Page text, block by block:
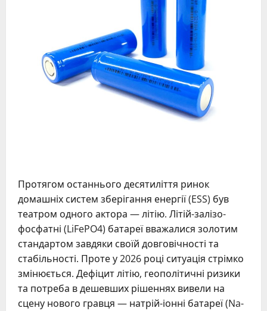
Протягом останнього десятиліття ринок
домашніх систем зберігання енергії (ESS) був
театром одного актора — літію. Літій-залізо-
фосфатні (LiFePO4) батареї вважалися золотим
стандартом завдяки своїй довговічності та
стабільності. Проте у 2026 році ситуація стрімко
змінюється. Дефіцит літію, геополітичні ризики
та потреба в дешевших рішеннях вивели на
сцену нового гравця — натрій-іонні батареї (Na-